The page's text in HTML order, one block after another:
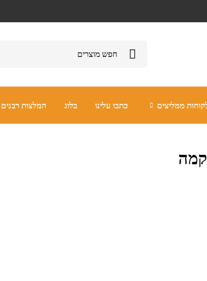
ממליצים כתבו עלינו בלוג המלצות רבנים